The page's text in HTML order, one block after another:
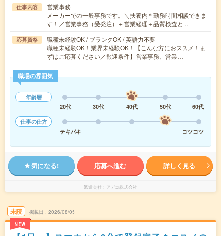
仕事内容
営業事務
メーカーでの一般事務です。＼扶養内＊勤務時間相談できま
す！／営業事務（受発注）＋営業経理＋品質検査と…
応募資格
職種未経験OK / ブランクOK / 英語力不要
職種未経験OK！業界未経験OK！【こんな方におススメ！ま
ずはご応募ください／歓迎条件】営業事務、営業…
職場の雰囲気
年齢層
20代
30代 40代 50代
60代
仕事の仕方
テキパキ
コツコツ
気になる! 応募へ進む 詳しく見る
派遣会社 アデコ株式会社
未読
NEW
掲載日 2026/08/05